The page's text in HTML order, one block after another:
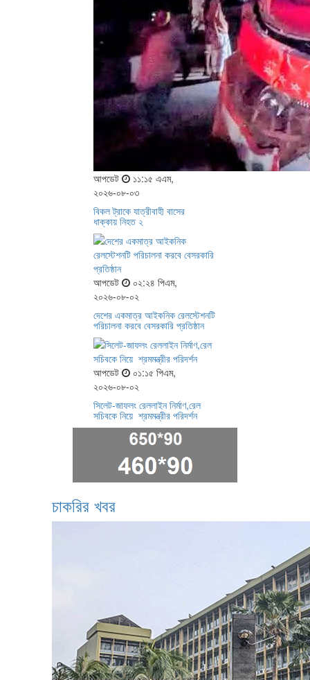
আপডেট
১১:১৫ এএম,
২০২৬-০৮-০৩
বিকল ট্রাকে যাত্রীবাহী বাসের
ধাক্কায় নিহত ২
আপডেট
০২:২৪ পিএম,
২০২৬-০৮-০২
দেশের একমাত্র আইকনিক রেলস্টেশনটি
পরিচালনা করবে বেসরকারি প্রতিষ্ঠান
আপডেট
০১:১৫ পিএম,
২০২৬-০৮-০২
সিলেট-জাফলং রেললাইন নির্মাণ,রেল
সচিবকে নিয়ে শ্রমমন্ত্রীর পরিদর্শন
চাকরির খবর